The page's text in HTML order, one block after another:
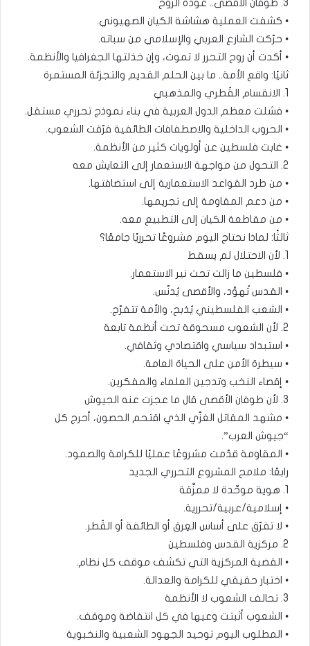
3. طوفان الأقصى.. عودة الروح
• كشفت العملية هشاشة الكيان الصهيوني.
• حرّكت الشارع العربي والإسلامي من سباته.
• أكدت أن روح التحرر لا تموت، وإن خذلتها الجغرافيا والأنظمة.
ثانيًا: واقع الأمة.. ما بين الحلم القديم والتجزئة المستمرة
1. الانقسام القُطري والمذهبي
• فشلت معظم الدول العربية في بناء نموذج تحرري مستقل.
• الحروب الداخلية والاصطفافات الطائفية فرّقت الشعوب.
• غابت فلسطين عن أولويات كثير من الأنظمة.
2. التحول من مواجهة الاستعمار إلى التعايش معه
• من طرد القواعد الاستعمارية إلى استضافتها.
• من دعم المقاومة إلى تجريمها.
• من مقاطعة الكيان إلى التطبيع معه.
ثالثًا: لماذا نحتاج اليوم مشروعًا تحرريًا جامعًا؟
1. لأن الاحتلال لم يسقط
• فلسطين ما زالت تحت نير الاستعمار.
• القدس تُهوَّد، والأقصى يُدنّس.
• الشعب الفلسطيني يُذبح، والأمة تتفرّج.
2. لأن الشعوب مسحوقة تحت أنظمة تابعة
• استبداد سياسي واقتصادي وثقافي.
• سيطرة الأمن على الحياة العامة.
• إقصاء النخب وتدجين العلماء والمفكرين.
3. لأن طوفان الأقصى قال ما عجزت عنه الجيوش
• مشهد المقاتل الغزّي الذي اقتحم الحصون، أحرج كل
“جيوش العرب”.
• المقاومة قدّمت مشروعًا عمليًا للكرامة والصمود.
رابعًا: ملامح المشروع التحرري الجديد
1. هوية موحِّدة لا ممزِّقة
• إسلامية/عربية/تحررية.
• لا تفرّق على أساس العِرق أو الطائفة أو القُطر.
2. مركزية القدس وفلسطين
• القضية المركزية التي تكشف موقف كل نظام.
• اختبار حقيقي للكرامة والعدالة.
3. تحالف الشعوب لا الأنظمة
• الشعوب أثبتت وعيها في كل انتفاضة وموقف.
• المطلوب اليوم توحيد الجهود الشعبية والنخبوية